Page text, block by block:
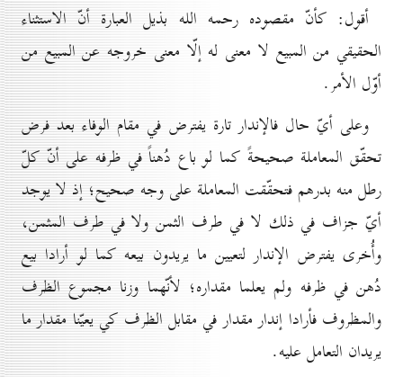
أقول: كأنّ مقصوده رحمه الله بذيل العبارة أنّ الاستثناء
الحقيقي من المبيع لا معنى له إلّا معنى خروجه عن المبيع من
أوّل الأمر.
وعلى أيّ حال فالإندار تارة يفترض في مقام الوفاء بعد فرض
تحقّق المعاملة صحيحةً كما لو باع دُهناً في ظرفه على أنّ كلّ
رطل منه بدرهم فتحقّقت المعاملة على وجه صحيح؛ إذ لا يوجد
أيّ جزاف في ذلك لا في طرف الثمن ولا في طرف المثمن،
وأُخرى يفترض الإندار لتعيين ما يريدون بيعه كما لو أرادا بيع
دُهن في ظرفه ولم يعلما مقداره؛ لأنّهما وزنا مجموع الظرف
والمظروف فأرادا إندار مقدار في مقابل الظرف كي يعيّنا مقدار ما
يریدان التعامل عليه.